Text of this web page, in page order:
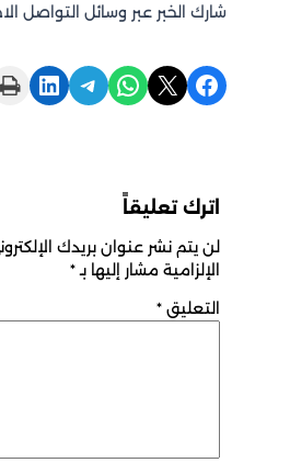
شارك الخبر عبر وسائل التواصل
Share on Facebook
Share on X
Share on WhatsApp
Share on Telegram
Share on LinkedIn
Print this Page
اترك تعليقاً
لن يتم نشر عنوان بريدك
الإلزامية مشار إليها بـ*
التعليق *